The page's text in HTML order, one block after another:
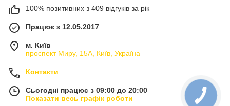
100% позитивних з 409 відгуків за рік
Працює з 12.05.2017
м. Київ
проспект Миру, 15А, Київ, Україна
Контакти
Сьогодні працює з 09:00 до 20:00
Показати весь графік роботи